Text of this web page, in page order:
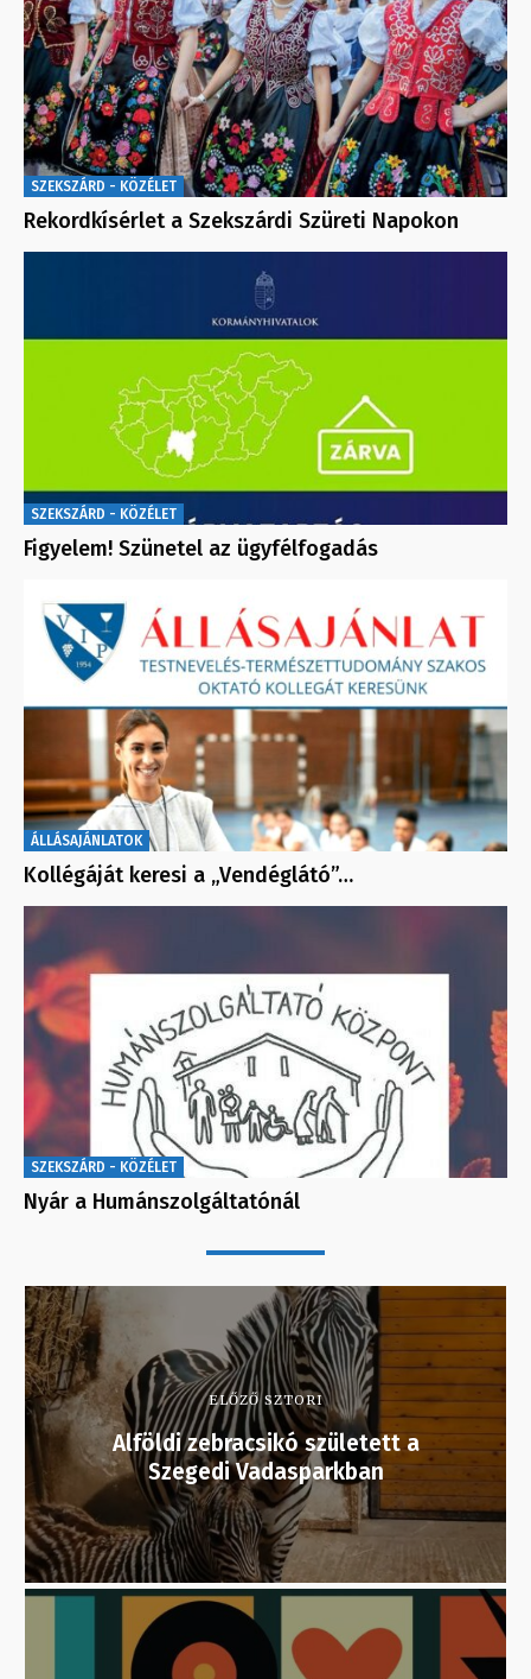
SZEKSZÁRD - KÖZÉLET
Rekordkísérlet a Szekszárdi Szüreti Napokon
SZEKSZÁRD - KÖZÉLET
Figyelem! Szünetel az ügyfélfogadás
ÁLLÁSAJÁNLATOK
Kollégáját keresi a „Vendéglátó”…
SZEKSZÁRD - KÖZÉLET
Nyár a Humánszolgáltatónál
ELŐZŐ SZTORI
Alföldi zebracsikó született a
Szegedi Vadasparkban